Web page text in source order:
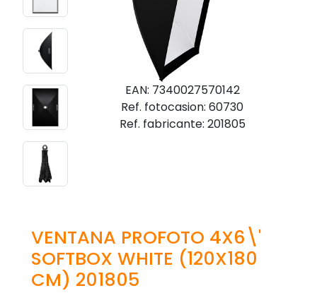
EAN: 7340027570142
Ref. fotocasion: 60730
Ref. fabricante: 201805
VENTANA PROFOTO 4X6\'
SOFTBOX WHITE (120X180
CM) 201805